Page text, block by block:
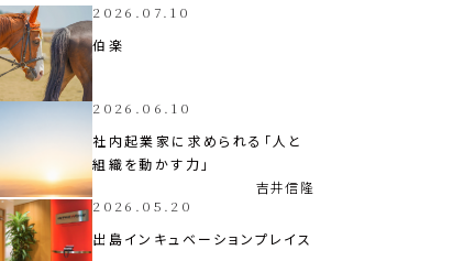
2026.07.10
伯楽
2026.06.10
社内起業家に求められる「人と
組織を動かす力」
吉井信隆
2026.05.20
出島インキュベーションプレイス